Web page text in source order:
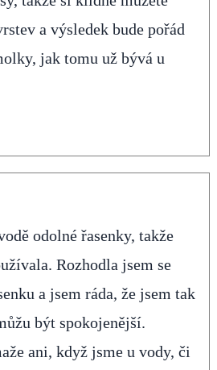
a výsledek bude pořád
jak tomu už bývá u
odolné řasenky, takže
Rozhodla jsem se
a jsem ráda, že jsem tak
být spokojenější.
ani, když jsme u vody, či